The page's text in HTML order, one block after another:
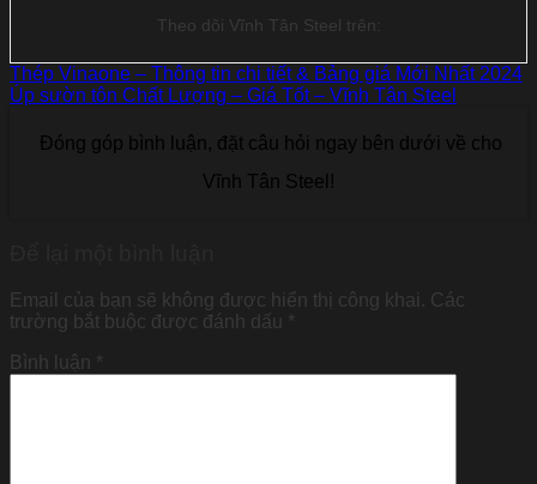
Theo dõi Vĩnh Tân Steel trên:
Thép Vinaone – Thông tin chi tiết & Bảng giá Mới Nhất 2024
Úp sườn tôn Chất Lượng – Giá Tốt – Vĩnh Tân Steel
Đóng góp bình luận, đặt câu hỏi ngay bên dưới về cho
Vĩnh Tân Steel!
Email của bạn sẽ không được hiển thị công khai. Các
trường bắt buộc được đánh dấu *
Bình luận *